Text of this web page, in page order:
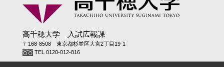
高千穂大学 入試広報課
〒168-8508 東京都杉並区大宮2丁目19-1
TEL 0120-012-816